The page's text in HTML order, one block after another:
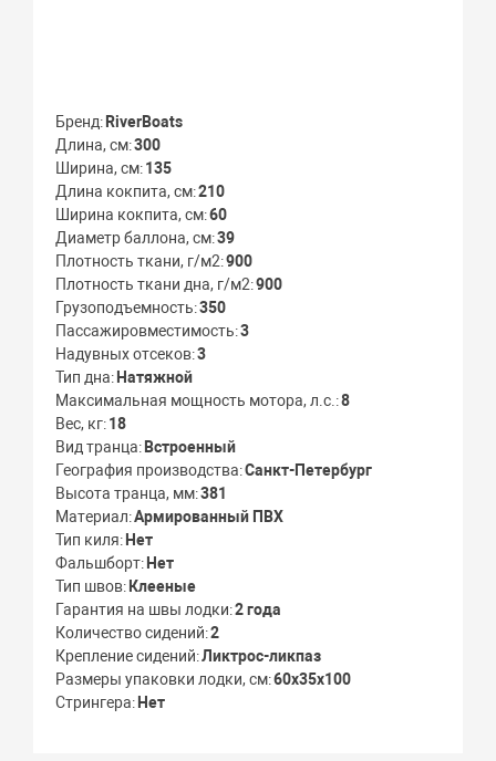
Бренд RiverBoats
Длина, см 300
Ширина, см 135
Длина кокпита, см 210
Ширина кокпита, см 60
Диаметр баллона, см 39
Плотность ткани, г/м2 900
Плотность ткани дна, г/м2 900
Грузоподъемность 350
Пассажировместимость 3
Надувных отсеков 3
Тип дна Натяжной
Максимальная мощность мотора, л.с. 8
Вес, кг 18
Вид транца Встроенный
География производства Санкт-Петербург
Высота транца, мм 381
Материал Армированный ПВХ
Тип киля Нет
Фальшборт Нет
Тип швов Клееные
Гарантия на швы лодки 2 года
Количество сидений 2
Крепление сидений Ликтрос-ликпаз
Размеры упаковки лодки, см 60х35х100
Стрингера Нет